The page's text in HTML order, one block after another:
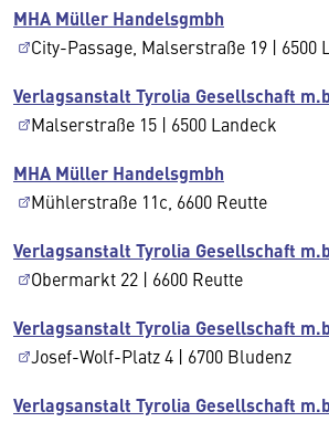
MHA Müller Handelsgmbh
City-Passage, Malserstraße 19 | 6500
Verlagsanstalt Tyrolia Gesellschaft
Malserstraße 15 | 6500 Landeck
MHA Müller Handelsgmbh
Mühlerstraße 11c, 6600 Reutte
Verlagsanstalt Tyrolia Gesellschaft
Obermarkt 22 | 6600 Reutte
Verlagsanstalt Tyrolia Gesellschaft
Josef-Wolf-Platz 4 | 6700 Bludenz
Verlagsanstalt Tyrolia Gesellschaft